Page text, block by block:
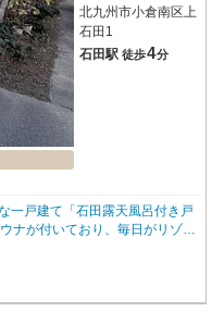
北九州市小倉南区上
石田1
石田駅 徒歩4分
一戸建て「石田露天風呂付き戸
ナが付いており、毎日がリゾー
レッシュできる贅沢な暮らしが
以上のゆとりある間取りは、
ステムキッチンやバス・トイレ
ューズインクローゼットなど収